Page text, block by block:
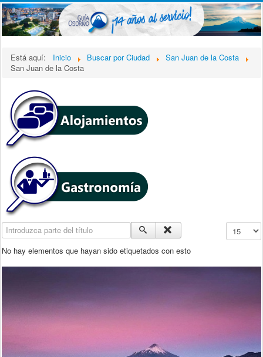
Está aquí: Inicio Buscar por Ciudad
San Juan de la Costa
San Juan de la Costa
Introduzca parte del título Cantidad
No hay elementos que hayan sido etiquetados con esto